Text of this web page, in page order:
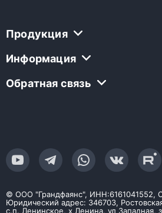
Продукция
Информация
Обратная связь
© ООО "Грандфаянс", ИНН:6161041552,
Юридический адрес: 346703,
с.п. Ленинское, х Ленина, ул Западная,